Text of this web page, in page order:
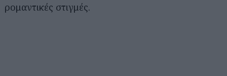
ρομαντικές στιγμές.